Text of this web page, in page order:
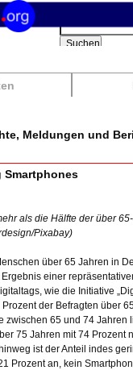
Suchbegriffe
Suchen
Meldungen und
Smartphones
als die Hälfte der über
Pixabay)
über 65 Jahren in
einer
wie die Initiative
der Befragten über
zwischen 65 und 74 Jahren
75 Jahren mit 74 Prozent
ist der Anteil indes
Prozent an, kein